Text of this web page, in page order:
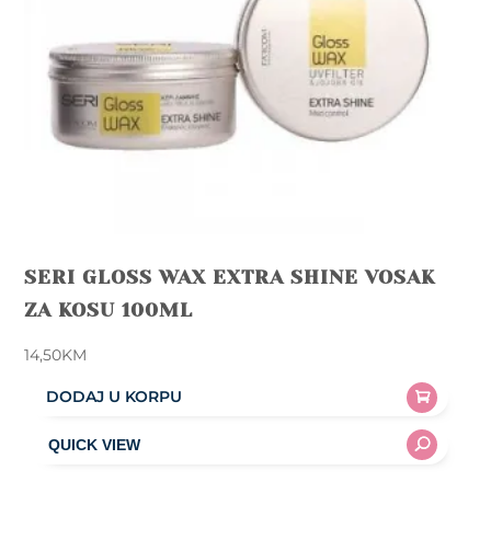
SERI GLOSS WAX EXTRA SHINE VOSAK
ZA KOSU 100ML
14,50KM
DODAJ U KORPU